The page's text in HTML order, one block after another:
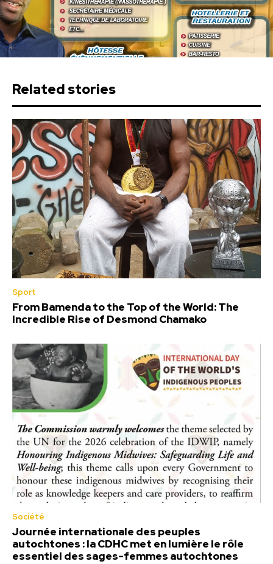
Related stories
Sport
From Bamenda to the Top of the World: The
Incredible Rise of Desmond Chamako
Société
Journée internationale des peuples
autochtones : la CDHC met en lumière le rôle
essentiel des sages-femmes autochtones